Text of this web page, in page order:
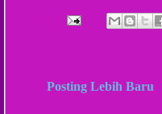
Posting Lebih Baru